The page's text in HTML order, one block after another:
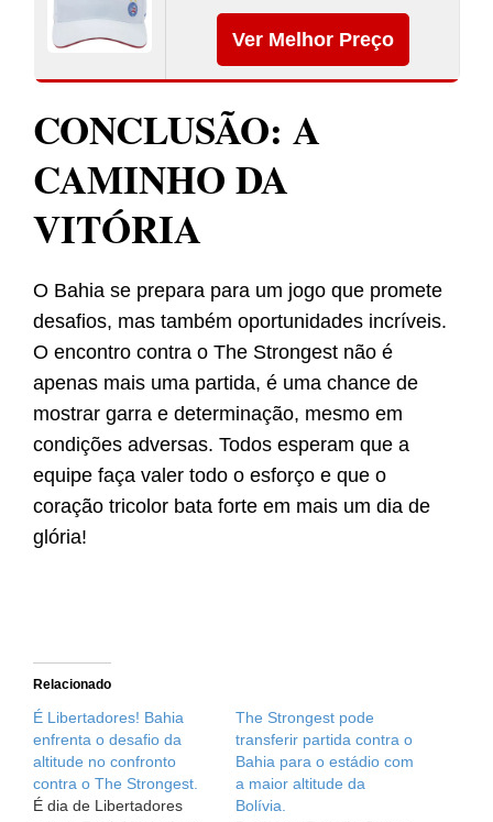
Ver Melhor Preço
CONCLUSÃO: A
CAMINHO DA
VITÓRIA
O Bahia se prepara para um jogo que promete
desafios, mas também oportunidades incríveis.
O encontro contra o The Strongest não é
apenas mais uma partida, é uma chance de
mostrar garra e determinação, mesmo em
condições adversas. Todos esperam que a
equipe faça valer todo o esforço e que o
coração tricolor bata forte em mais um dia de
glória!
Relacionado
É Libertadores! Bahia
enfrenta o desafio da
altitude no confronto
contra o The Strongest.
É dia de Libertadores
The Strongest pode
transferir partida contra o
Bahia para o estádio com
a maior altitude da
Bolívia.